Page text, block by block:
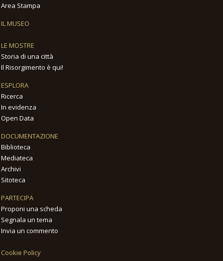
Area Stampa
IL MUSEO
LE MOSTRE
Storia di una città
Il Risorgimento è qui!
ESPLORA
Ricerca
In evidenza
Open Data
DOCUMENTAZIONE
Biblioteca
Mediateca
Archivi
Sitoteca
PARTECIPA
Proponi una scheda
Segnala un tema
Invia un commento
Cookie Policy